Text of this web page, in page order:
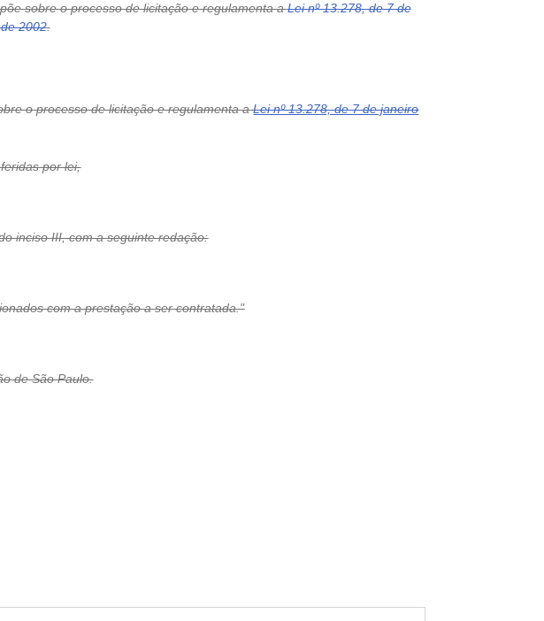
sobre o processo de licitação e regulamenta aLei nº 13.278, de 7 de
2002.
o processo de licitação e regulamenta aLei nº 13.278, de 7 de janeiro
por lei,
inciso III, com a seguinte redação:
com a prestação a ser contratada."
de São Paulo.